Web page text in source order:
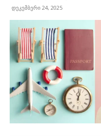
დეკემბერი 24, 2025